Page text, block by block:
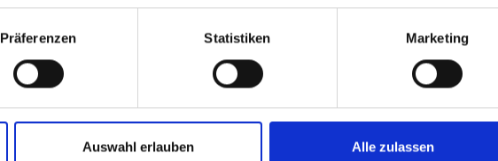
Präferenzen Statistiken Marketing
Auswahl erlauben Alle zulassen